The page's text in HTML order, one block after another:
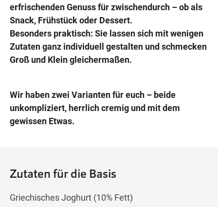
erfrischenden Genuss für zwischendurch – ob als
Snack, Frühstück oder Dessert.
Besonders praktisch: Sie lassen sich mit wenigen
Zutaten ganz individuell gestalten und schmecken
Groß und Klein gleichermaßen.
Wir haben zwei Varianten für euch – beide
unkompliziert, herrlich cremig und mit dem
gewissen Etwas.
Zutaten für die Basis
Griechisches Joghurt (10% Fett)